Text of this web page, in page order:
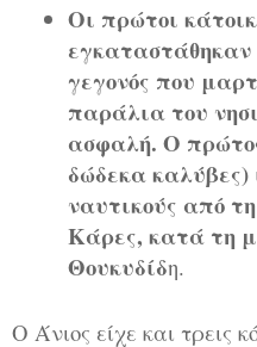
Οι πρώτοι
εγκαταστάθηκαν
γεγονός που
παράλια του
ασφαλή. Ο
δώδεκα καλύβες)
ναυτικούς από
Κάρες, κατά τη
Θουκυδίδη.
Ο Άνιος είχε και τρεις